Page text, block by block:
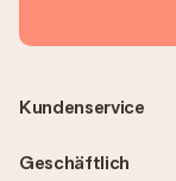
Kundenservice
Geschäftlich